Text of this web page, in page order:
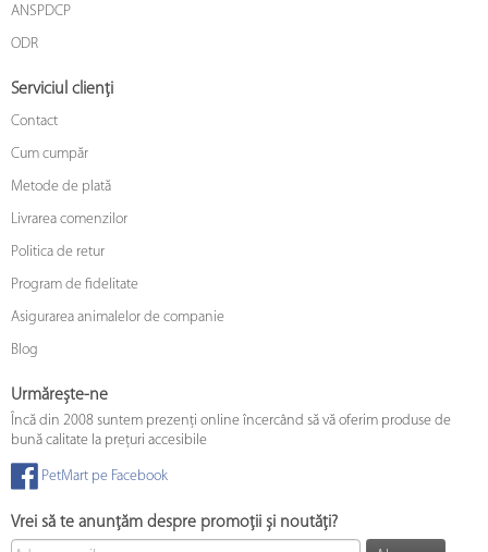
ANSPDCP
ODR
Serviciul clienți
Contact
Cum cumpăr
Metode de plată
Livrarea comenzilor
Politica de retur
Program de fidelitate
Asigurarea animalelor de companie
Blog
Urmărește-ne
Încă din 2008 suntem prezenți online încercând să vă oferim produse de
bună calitate la prețuri accesibile
PetMart pe Facebook
Vrei să te anunțăm despre promoții și noutăți?